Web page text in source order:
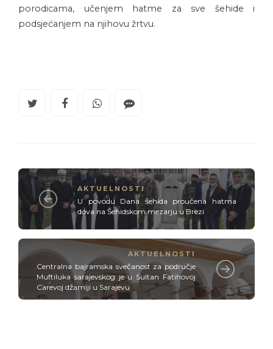
porodicama, učenjem hatme za sve šehide i
podsjećanjem na njihovu žrtvu.
AKTUELNOSTI
U povodu Dana šehida proučena hatma
dova na Šehidskom mezarju u Brezi
AKTUELNOSTI
Centralna bajramska svečanost za područje
Muftiluka sarajevskog je u Sultan Fatihovoj
Carevoj džamiji u Sarajevu